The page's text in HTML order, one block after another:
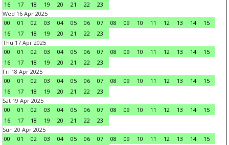
16
17 18 19 20 21 22
23
Wed 16 Apr 2025
00
01 02 03 04 05 06 07 08 09 10 11 12 13 14
15
16
17 18 19 20 21 22
23
Thu 17 Apr 2025
00
01 02 03 04 05 06 07 08 09 10 11 12 13 14
15
16
17 18 19 20 21 22
23
Fri 18 Apr 2025
00
01 02 03 04 05 06 07 08 09 10 11 12 13 14
15
16
17 18 19 20 21 22
23
Sat 19 Apr 2025
00
01 02 03 04 05 06 07 08 09 10 11 12 13 14
15
16
17 18 19 20 21 22
23
Sun 20 Apr 2025
00
01 02 03 04 05 06 07 08 09 10 11 12 13 14
15